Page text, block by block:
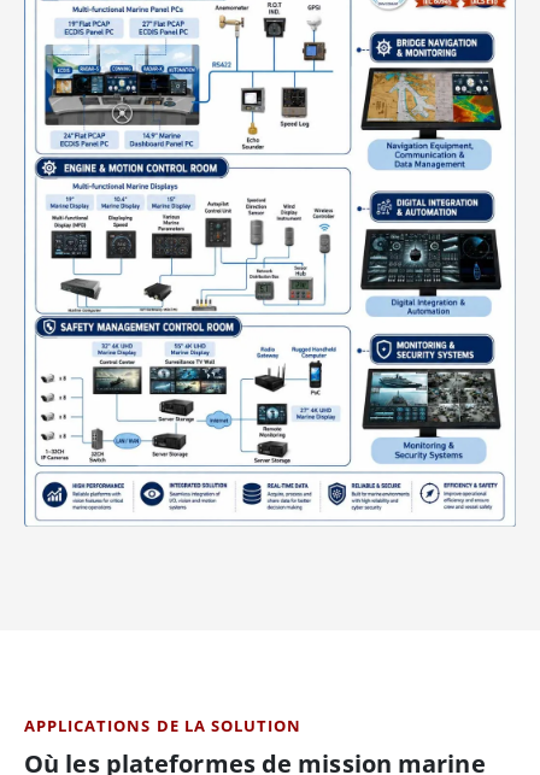
APPLICATIONS DE LA SOLUTION
Où les plateformes de mission marine